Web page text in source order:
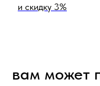
и скидку 3%
вам может